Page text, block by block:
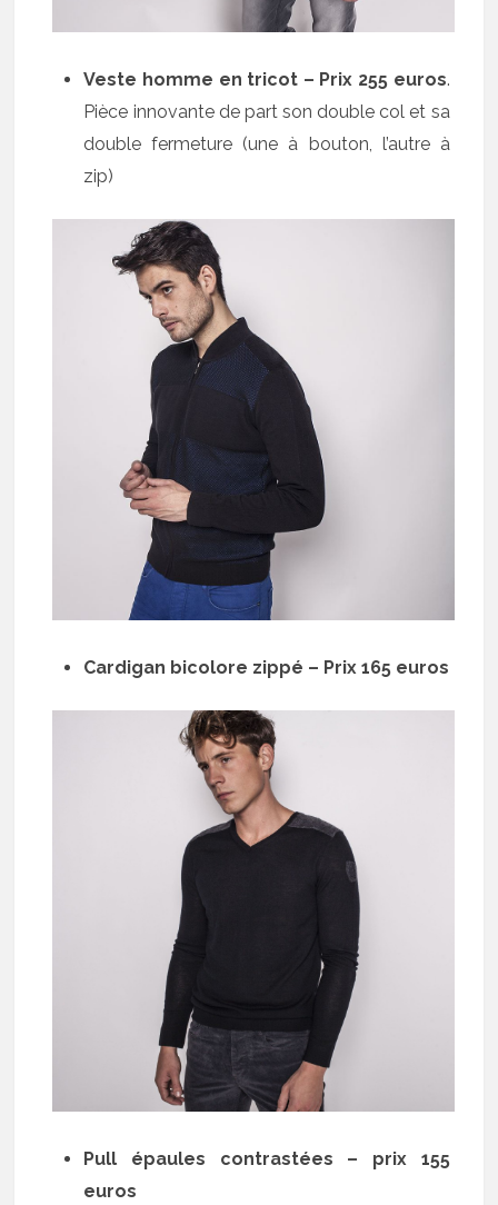
Veste homme en tricot – Prix 255 euros.
Pièce innovante de part son double col et sa
double fermeture (une à bouton, l’autre à
zip)
Cardigan bicolore zippé – Prix 165 euros
Pull épaules contrastées – prix 155
euros